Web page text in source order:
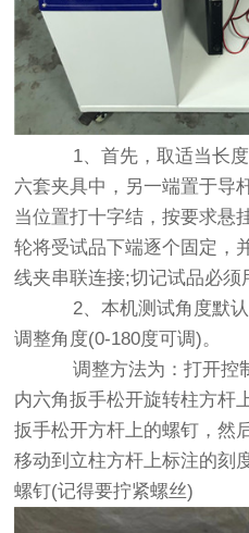
1、首先，取适当长度
六套夹具中，另一端置于导
当位置打十字结，按要求悬
轮将受试品下端逐个固定，
线夹串联连接;切记试品必须
2、本机测试角度默认
调整角度(0-180度可调)。
调整方法为：打开控制
内六角扳手松开旋转柱方杆
扳手松开方杆上的螺钉，然
移动到立柱方杆上标注的刻
螺钉(记得要拧紧螺丝)